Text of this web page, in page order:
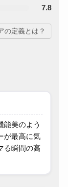
7.8
の定義とは？
能美のよう
が最高に気
る瞬間の高